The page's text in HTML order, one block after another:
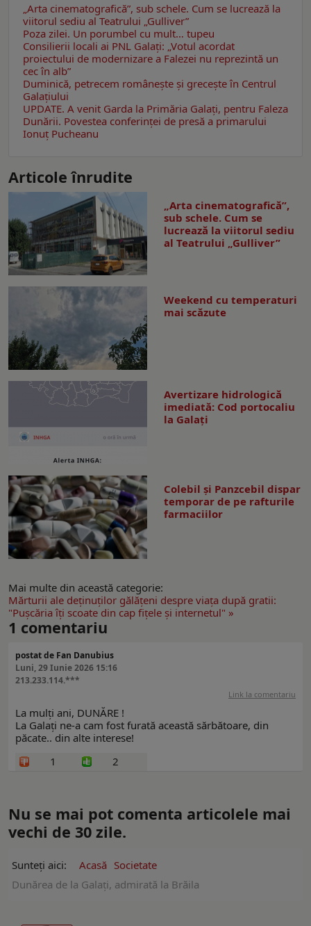
„Arta cinematografică”, sub schele. Cum se lucrează la
viitorul sediu al Teatrului „Gulliver”
Poza zilei. Un porumbel cu mult… tupeu
Consilierii locali ai PNL Galaţi: „Votul acordat
proiectului de modernizare a Falezei nu reprezintă un
cec în alb”
Duminică, petrecem româneşte şi greceşte în Centrul
Galaţiului
UPDATE. A venit Garda la Primăria Galaţi, pentru Faleza
Dunării. Povestea conferinţei de presă a primarului
Ionuţ Pucheanu
Articole înrudite
„Arta cinematografică”,
sub schele. Cum se
lucrează la viitorul sediu
al Teatrului „Gulliver”
Weekend cu temperaturi
mai scăzute
Avertizare hidrologică
imediată: Cod portocaliu
la Galaţi
Colebil și Panzcebil dispar
temporar de pe rafturile
farmaciilor
Mai multe din această categorie:
Mărturii ale deţinuţilor gălăţeni despre viaţa după gratii:
"Puşcăria îţi scoate din cap fiţele şi internetul" »
1 comentariu
postat de Fan Danubius
Luni, 29 Iunie 2026 15:16
213.233.114.***
Link la comentariu
La mulți ani, DUNĂRE !
La Galați ne-a cam fost furată această sărbătoare, din
păcate.. din alte interese!
1
2
Nu se mai pot comenta articolele mai
vechi de 30 zile.
Sunteți aici: Acasă Societate
Dunărea de la Galați, admirată la Brăila